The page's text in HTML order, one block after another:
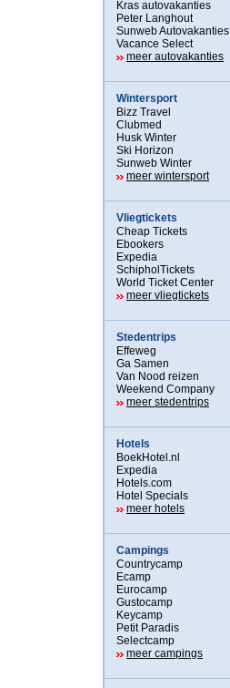
Kras autovakanties
Peter Langhout
Sunweb Autovakanties
Vacance Select
meer autovakanties
Wintersport
Bizz Travel
Clubmed
Husk Winter
Ski Horizon
Sunweb Winter
meer wintersport
Vliegtickets
Cheap Tickets
Ebookers
Expedia
SchipholTickets
World Ticket Center
meer vliegtickets
Stedentrips
Effeweg
Ga Samen
Van Nood reizen
Weekend Company
meer stedentrips
Hotels
BoekHotel.nl
Expedia
Hotels.com
Hotel Specials
meer hotels
Campings
Countrycamp
Ecamp
Eurocamp
Gustocamp
Keycamp
Petit Paradis
Selectcamp
meer campings